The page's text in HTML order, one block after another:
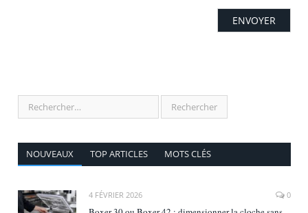
NOUVEAUX TOP ARTICLES MOTS CLÉS
4 FÉVRIER 2026 0